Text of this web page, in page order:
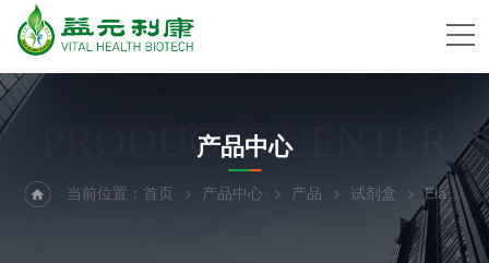
PRODUCTS CENTER
产品中心
当前位置：首页 产品中心 产品 试剂盒 Elabscience MS-小鼠白介素1β Elisa试剂盒